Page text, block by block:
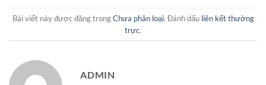
Bài viết này được đăng trongChưa phân loại. Đánh dấu liên kết thường
trực.
ADMIN